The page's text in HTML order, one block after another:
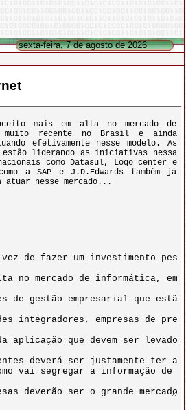
sexta-feira, 7 de agosto de 2026
mais em alta no mercado de
muito recente no Brasil e ainda
efetivamente nesse modelo. As
estão liderando as iniciativas nessa
como Datasul, Logo center e
a SAP e J.D.Edwards também já
atuar nesse mercado...